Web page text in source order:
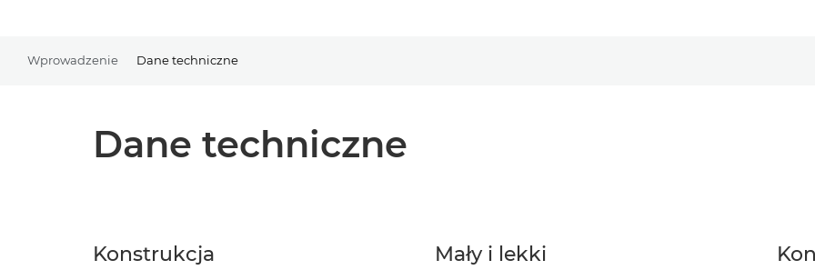
Wprowadzenie Dane techniczne
Dane techniczne
Konstrukcja
Mały i lekki